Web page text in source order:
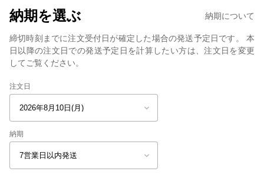
納期を選ぶ 納期について
締切時刻までに注文受付日が確定した場合の発送予定日です。 本
日以降の注文日での発送予定日を計算したい方は、注文日を変更
してご覧ください。
注文日
納期